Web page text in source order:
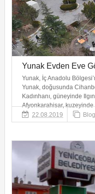
Yunak Evden Eve
Yunak, İç Anadolu
Yunak, doğusunda
Kadınhanı, güneyinde
Afyonkarahisar,
22.08.2019
Blog